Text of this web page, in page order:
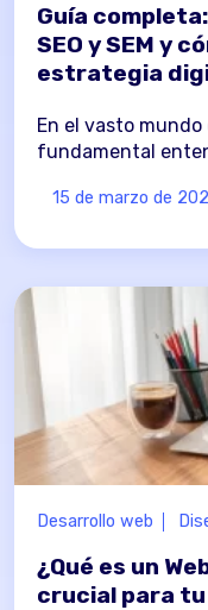
Guía
SEO y SEM y
estrategia
En el vasto
fundamental
15 de marzo de
Desarrollo web
¿Qué es un
crucial para